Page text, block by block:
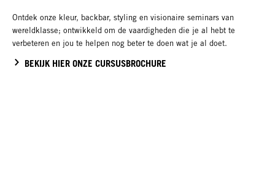
Ontdek onze kleur, backbar, styling en visionaire seminars van
wereldklasse; ontwikkeld om de vaardigheden die je al hebt te
verbeteren en jou te helpen nog beter te doen wat je al doet.
BEKIJK HIER ONZE CURSUSBROCHURE